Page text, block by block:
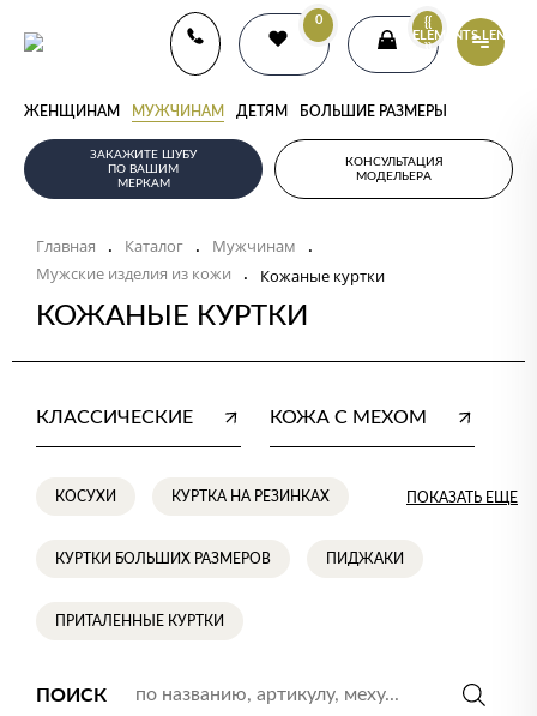
0
{{
ELEMENTS.LENGTH
}}
ЖЕНЩИНАМ МУЖЧИНАМ ДЕТЯМ БОЛЬШИЕ РАЗМЕРЫ
ЗАКАЖИТЕ ШУБУ
ПО ВАШИМ
МЕРКАМ
КОНСУЛЬТАЦИЯ
МОДЕЛЬЕРА
Главная . Каталог . Мужчинам .
Мужские изделия из кожи . Кожаные куртки
КОЖАНЫЕ КУРТКИ
КЛАССИЧЕСКИЕ КОЖА С МЕХОМ
КОСУХИ КУРТКА НА РЕЗИНКАХ
КУРТКИ БОЛЬШИХ РАЗМЕРОВ ПИДЖАКИ
ПРИТАЛЕННЫЕ КУРТКИ
ПОКАЗАТЬ ЕЩЕ
ПОИСК